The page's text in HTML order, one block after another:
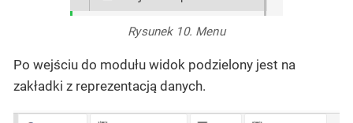
Rysunek 10. Menu
Po wejściu do modułu widok podzielony jest na
zakładki z reprezentacją danych.